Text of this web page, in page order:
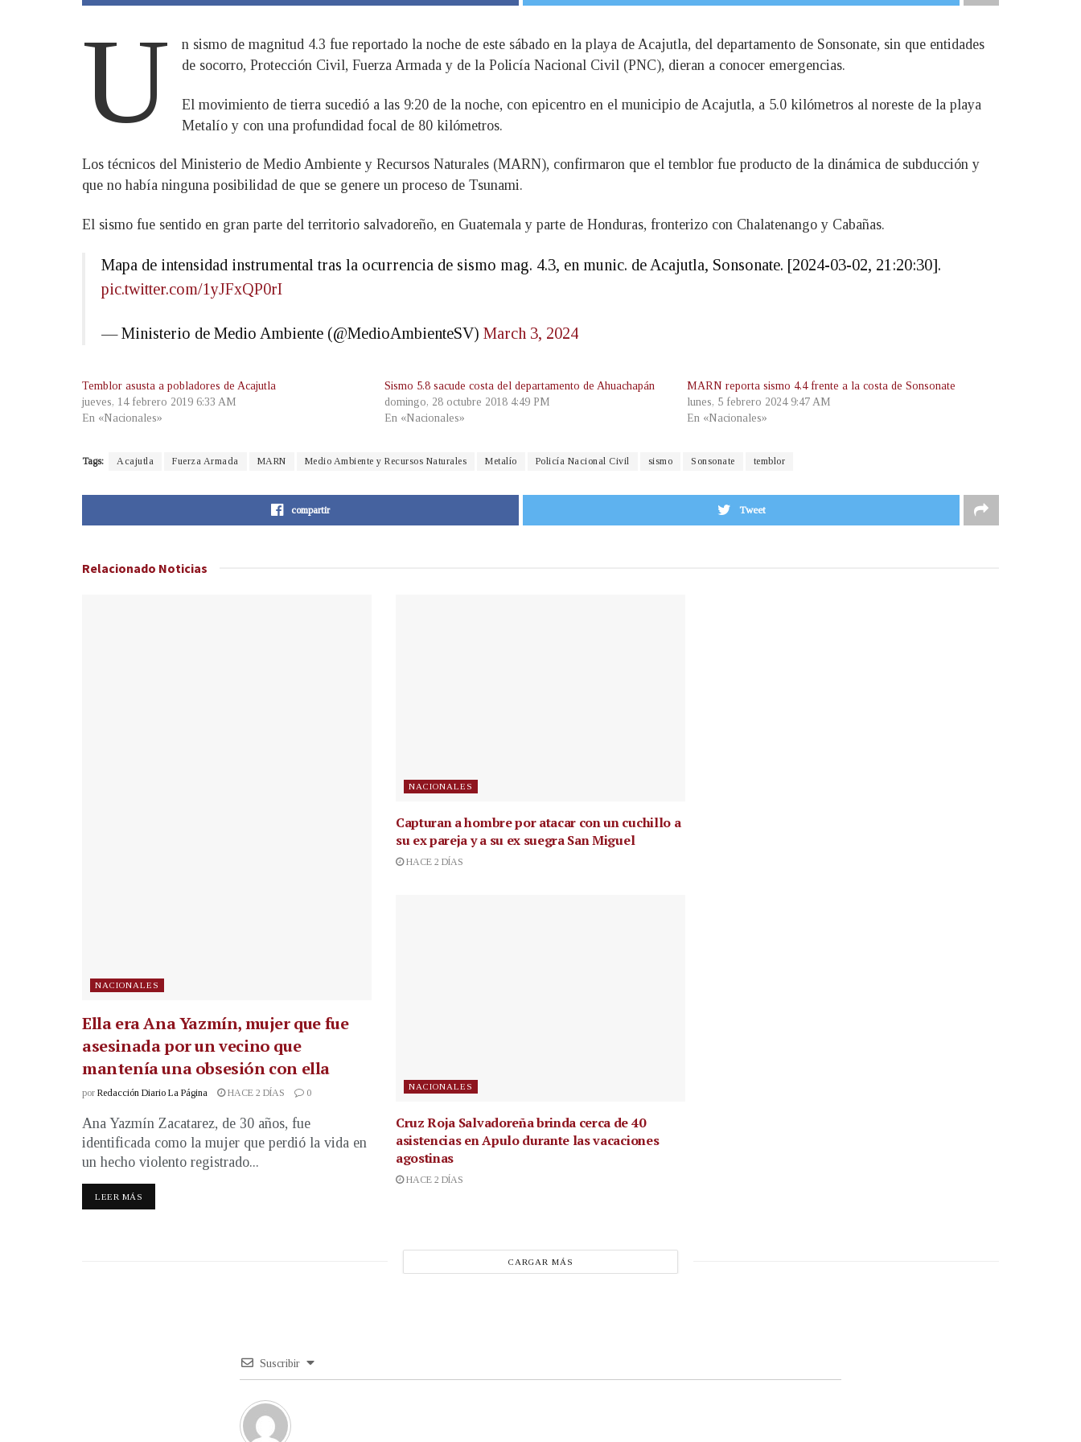
U
n sismo de magnitud 4.3 fue reportado la noche de este sábado en la playa de Acajutla, del departamento de Sonsonate, sin que entidades
de socorro, Protección Civil, Fuerza Armada y de la Policía Nacional Civil (PNC), dieran a conocer emergencias.
El movimiento de tierra sucedió a las 9:20 de la noche, con epicentro en el municipio de Acajutla, a 5.0 kilómetros al noreste de la playa
Metalío y con una profundidad focal de 80 kilómetros.
Los técnicos del Ministerio de Medio Ambiente y Recursos Naturales (MARN), confirmaron que el temblor fue producto de la dinámica de subducción y
que no había ninguna posibilidad de que se genere un proceso de Tsunami.
El sismo fue sentido en gran parte del territorio salvadoreño, en Guatemala y parte de Honduras, fronterizo con Chalatenango y Cabañas.
Mapa de intensidad instrumental tras la ocurrencia de sismo mag. 4.3, en munic. de Acajutla, Sonsonate. [2024-03-02, 21:20:30].
pic.twitter.com/1yJFxQP0rI
— Ministerio de Medio Ambiente (@MedioAmbienteSV) March 3, 2024
Temblor asusta a pobladores de Acajutla
jueves, 14 febrero 2019 6:33 AM
En «Nacionales»
Sismo 5.8 sacude costa del departamento de Ahuachapán
domingo, 28 octubre 2018 4:49 PM
En «Nacionales»
MARN reporta sismo 4.4 frente a la costa de Sonsonate
lunes, 5 febrero 2024 9:47 AM
En «Nacionales»
Tags: Acajutla Fuerza Armada MARN Medio Ambiente y Recursos Naturales Metalío Policía Nacional Civil sismo Sonsonate temblor
compartir Tweet
Relacionado Noticias
NACIONALES
Ella era Ana Yazmín, mujer que fue
asesinada por un vecino que
mantenía una obsesión con ella
por Redacción Diario La Página HACE 2 DÍAS 0
Ana Yazmín Zacatarez, de 30 años, fue
identificada como la mujer que perdió la vida en
un hecho violento registrado...
LEER MÁS
NACIONALES
Capturan a hombre por atacar con un cuchillo a
su ex pareja y a su ex suegra San Miguel
HACE 2 DÍAS
NACIONALES
Cruz Roja Salvadoreña brinda cerca de 40
asistencias en Apulo durante las vacaciones
agostinas
HACE 2 DÍAS
CARGAR MÁS
Suscribir